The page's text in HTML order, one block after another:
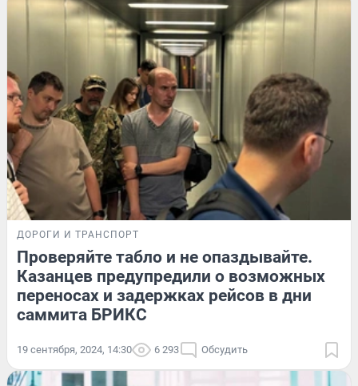
ДОРОГИ И ТРАНСПОРТ
Проверяйте табло и не опаздывайте.
Казанцев предупредили о возможных
переносах и задержках рейсов в дни
саммита БРИКС
19 сентября, 2024, 14:30 6 293 Обсудить